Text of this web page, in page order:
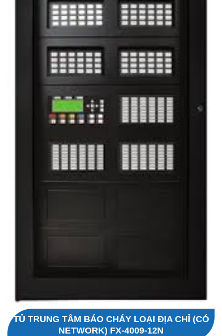
TỦ TRUNG TÂM BÁO CHÁY LOẠI ĐỊA CHỈ (CÓ
NETWORK) FX-4009-12N